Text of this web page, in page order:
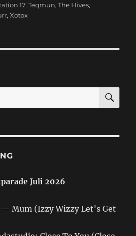
17,Teqmun,The Hives,
,Xotox
Juli 2026
— Mum (Izzy Wizzy Let's Get